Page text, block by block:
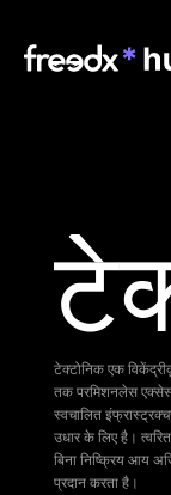
टेक्टोनिक एक
तक परमिशनलेस एक्सेस
स्वचालित
उधार के लिए है।
बिना निष्क्रिय आय
प्रदान करता है।